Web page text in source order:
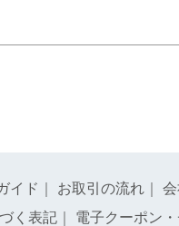
イド お取引の流れ
く表記 電子クーポン